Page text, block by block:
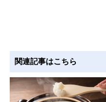
関連記事はこちら